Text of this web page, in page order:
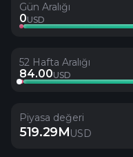
Gün Aralığı
0USD
52 Hafta Aralığı
84.00USD
Piyasa değeri
519.29MUSD